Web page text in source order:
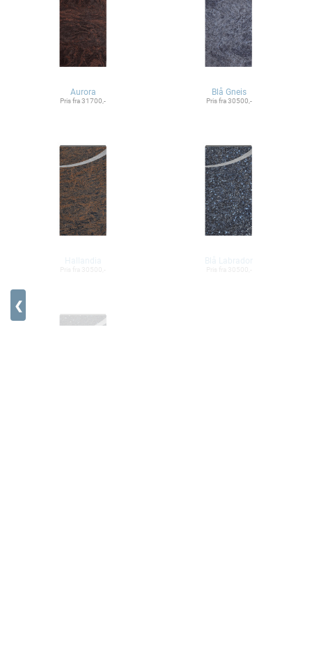
Aurora
Pris fra 31700,-
Blå Gneis
Pris fra 30500,-
❮